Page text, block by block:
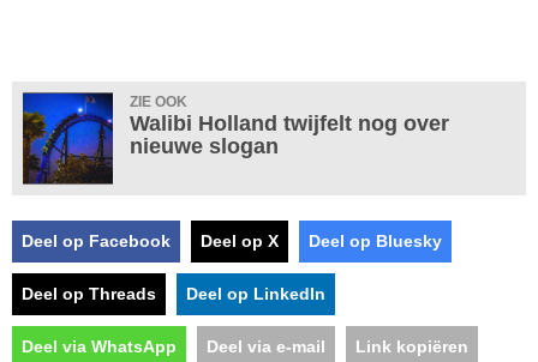
ZIE OOK
Walibi Holland twijfelt nog over
nieuwe slogan
Deel op Facebook Deel op X Deel op Bluesky
Deel op Threads Deel op LinkedIn
Deel via WhatsApp Deel via e-mail Link kopiëren